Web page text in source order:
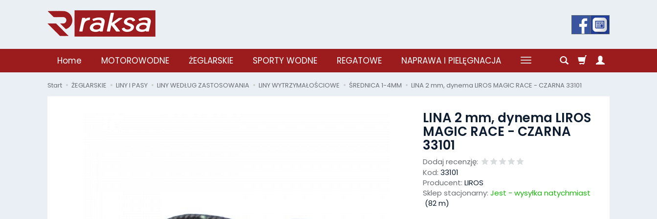
Home MOTOROWODNE ŻEGLARSKIE SPORTY WODNE REGATOWE NAPRAWA I PIELĘGNACJA
Start ŻEGLARSKIE LINY I PASY LINY WEDŁUG ZASTOSOWANIA LINY WYTRZYMAŁOŚCIOWE ŚREDNICA 1-4MM LINA 2 mm, dynema LIROS MAGIC RACE - CZARNA 33101
LINA 2 mm, dynema LIROS
MAGIC RACE - CZARNA
33101
Dodaj recenzję:
Kod: 33101
Producent: LIROS
Sklep stacjonarny: Jest - wysyłka natychmiast
(82m)